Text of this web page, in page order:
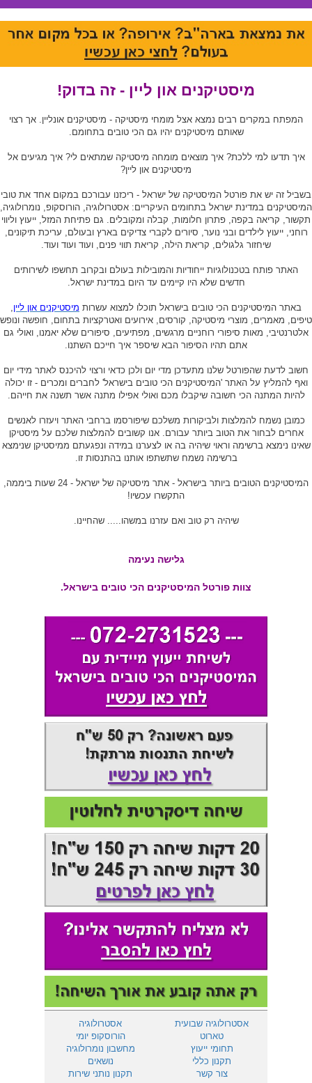
מיסטיקנים און ליין - זה בדוק!
המפתח במקרים רבים נמצא אצל מומחי מיסטיקה - מיסטיקנים אונליין. אך רצוי
שאותם מיסטיקנים יהיו גם הכי טובים בתחומם.
איך תדעו למי ללכת? איך מוצאים מומחה מיסטיקה שמתאים לי? איך מגיעים אל
מיסטיקנים און ליין?
בשביל זה יש את פורטל המיסטיקה של ישראל - ריכזנו עבורכם במקום אחד את טובי
המיסטיקנים במדינת ישראל בתחומים העיקריים: אסטרולוגיה, הורוסקופ, נומרולוגיה,
תקשור, קריאה בקפה, פתרון חלומות, קבלה ומקובלים. גם פתיחת המזל, ייעוץ וליווי
רוחני, ייעוץ לילדים ובני נוער, סיורים לקברי צדיקים בארץ ובעולם, עריכת תיקונים,
שיחזור גלגולים, קריאת הילה, קריאת תווי פנים, ועוד ועוד ועוד.
האתר פותח בטכנולוגיות ייחודיות והמובילות בעולם ובקרוב תחשפו לשירותים
חדשים שלא היו קיימים עד היום במדינת ישראל.
באתר המיסטיקנים הכי טובים בישראל תוכלו למצוא עשרות מיסטיקנים און ליין,
טיפים, מאמרים, מוצרי מיסטיקה, קורסים, אירועים ואטרקציות בתחום, חופשה ונופש
אלטרנטיבי, מאות סיפורי רוחניים מרגשים, מפתיעים, סיפורים שלא יאמנו, ואולי גם
אתם תהיו הסיפור הבא שיספר איך חייכם השתנו.
חשוב לדעת שהפורטל שלנו מתעדכן מדי יום ולכן כדאי ורצוי להיכנס לאתר מידי יום
ואף להמליץ על האתר 'המיסטיקנים הכי טובים בישראל' לחברים ומכרים - זו יכולה
להיות המתנה הכי חשובה שיקבלו מכם ואולי אפילו מתנה אשר תשנה את חייהם.
כמובן נשמח להמלצות ולביקורות משלכם שיפורסמו ברחבי האתר ויעזרו לאנשים
אחרים לבחור את הטוב ביותר עבורם. אנו קשובים להמלצות שלכם על מיסטיקן
שאינו נימצא ברשימה וראוי שיהיה בה או לצערנו במידה ונפגעתם ממיסטיקן שנימצא
ברשימה נשמח שתשתפו אותנו בהתנסות זו.
המיסטיקנים הטובים ביותר בישראל - אתר מיסטיקה של ישראל - 24 שעות ביממה,
התקשרו עכשיו!
שיהיה רק טוב ואם עזרנו במשהו..... שהחיינו.
גלישה נעימה
צוות פורטל המיסטיקנים הכי טובים בישראל.
אסטרולוגיה
אסטרולוגיה שבועית
הורוסקופ יומי
טארוט
מחשבון נומרולוגיה
תחומי ייעוץ
נושאים
תקנון כללי
תקנון נותני שירות
צור קשר